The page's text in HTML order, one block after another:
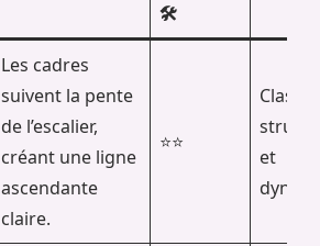
🛠️
Les cadres
suivent la pente
de l’escalier,
créant une ligne
ascendante
claire.
⭐⭐
et